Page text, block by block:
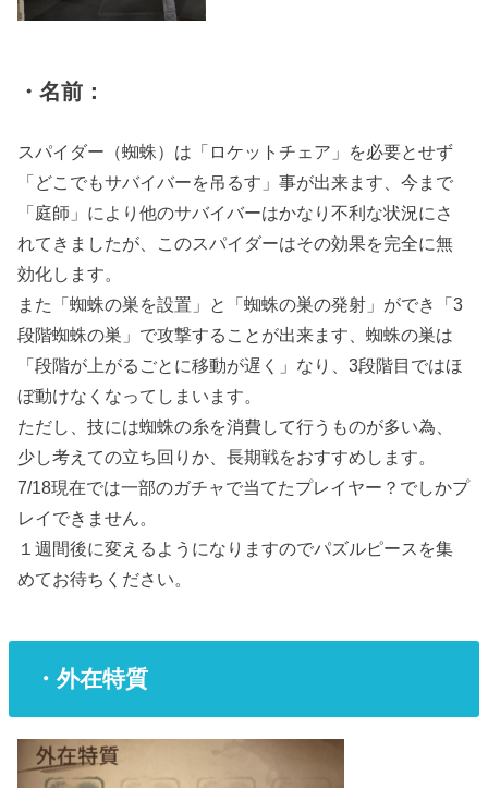
・名前：
スパイダー（蜘蛛）は「ロケットチェア」を必要とせず
「どこでもサバイバーを吊るす」事が出来ます、今まで
「庭師」により他のサバイバーはかなり不利な状況にさ
れてきましたが、このスパイダーはその効果を完全に無
効化します。
また「蜘蛛の巣を設置」と「蜘蛛の巣の発射」ができ「3
段階蜘蛛の巣」で攻撃することが出来ます、蜘蛛の巣は
「段階が上がるごとに移動が遅く」なり、3段階目ではほ
ぼ動けなくなってしまいます。
ただし、技には蜘蛛の糸を消費して行うものが多い為、
少し考えての立ち回りか、長期戦をおすすめします。
7/18現在では一部のガチャで当てたプレイヤー？でしかプ
レイできません。
１週間後に変えるようになりますのでパズルピースを集
めてお待ちください。
・外在特質